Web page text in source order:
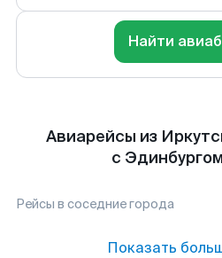
Найти
Авиарейсы из
с
Рейсы в соседние города
Показать